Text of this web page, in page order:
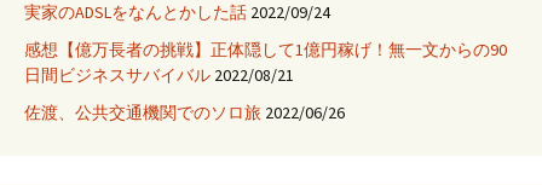
ど
実家のADSLをなんとかした話 2022/09/24
感想【億万長者の挑戦】正体隠して1億円稼げ！無一文からの90
日間ビジネスサバイバル 2022/08/21
佐渡、公共交通機関でのソロ旅 2022/06/26